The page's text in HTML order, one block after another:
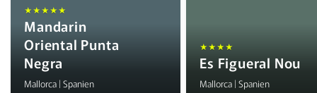
★★★★★
Mandarin
Oriental Punta
Negra
Mallorca | Spanien
★★★★
Es Figueral Nou
Mallorca | Spanien